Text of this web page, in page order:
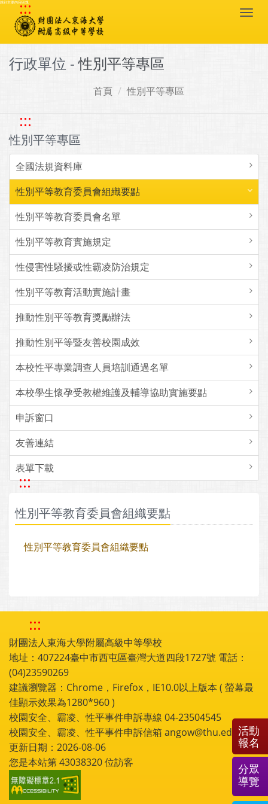
跳到主要內容區塊
:::
行政單位 -性別平等專區
首頁 性別平等專區
:::
性別平等專區
全國法規資料庫
性別平等教育委員會組織要點
性別平等教育委員會名單
性別平等教育實施規定
性侵害性騷擾或性霸凌防治規定
性別平等教育活動實施計畫
推動性別平等教育獎勵辦法
推動性別平等暨友善校園成效
本校性平專業調查人員培訓通過名單
本校學生懷孕受教權維護及輔導協助實施要點
申訴窗口
友善連結
表單下載
:::
性別平等教育委員會組織要點
性別平等教育委員會組織要點
:::
財團法人東海大學附屬高級中等學校
地址：407224臺中市西屯區臺灣大道四段1727號 電話：
(04)23590269
建議瀏覽器：Chrome，Firefox，IE10.0以上版本 ( 螢幕最
佳顯示效果為1280*960 )
校園安全、霸凌、性平事件申訴專線 04-23504545
校園安全、霸凌、性平事件申訴信箱 angow@thu.edu.tw
更新日期：2026-08-06
您是本站第43038320位訪客
活動
報名
分眾
導覽